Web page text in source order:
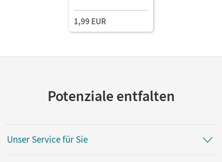
1,99 EUR
Potenziale entfalten
Unser Service für Sie